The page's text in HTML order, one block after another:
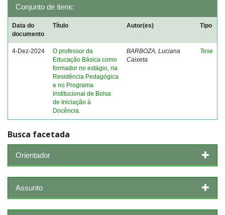
Conjunto de itens:
Data do
documento
Título Autor(es) Tipo
4-Dez-2024
O professor da
Educação Básica como
formador no estágio, na
Residência Pedagógica
e no Programa
Institucional de Bolsa
de Iniciação à
Docência.
BARBOZA, Luciana
Caixeta
Tese
Busca facetada
Orientador
Assunto